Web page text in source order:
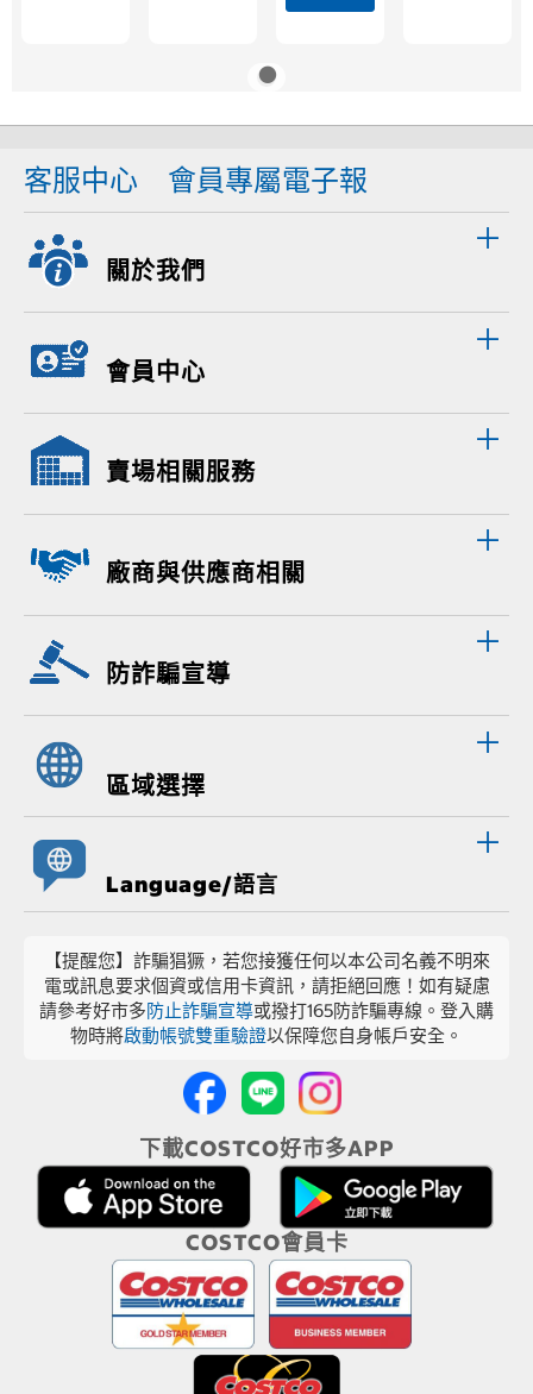
客服中心 會員專屬電子報
關於我們
會員中心
賣場相關服務
廠商與供應商相關
防詐騙宣導
區域選擇
Language/語言
【提醒您】詐騙猖獗，若您接獲任何以本公司名義不明來
電或訊息要求個資或信用卡資訊，請拒絕回應！如有疑慮
請參考好市多防止詐騙宣導或撥打165防詐騙專線。登入購
物時將啟動帳號雙重驗證以保障您自身帳戶安全。
下載COSTCO好市多APP
COSTCO會員卡